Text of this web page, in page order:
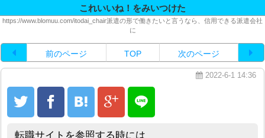
これいいね！をみいつけた
https://www.blomuu.com/itodai_chair派遣の形で働きたいと言うなら、信用できる派遣会社
に
前のページ TOP 次のページ
2022-6-1 14:36
転職サイトを参照する時には